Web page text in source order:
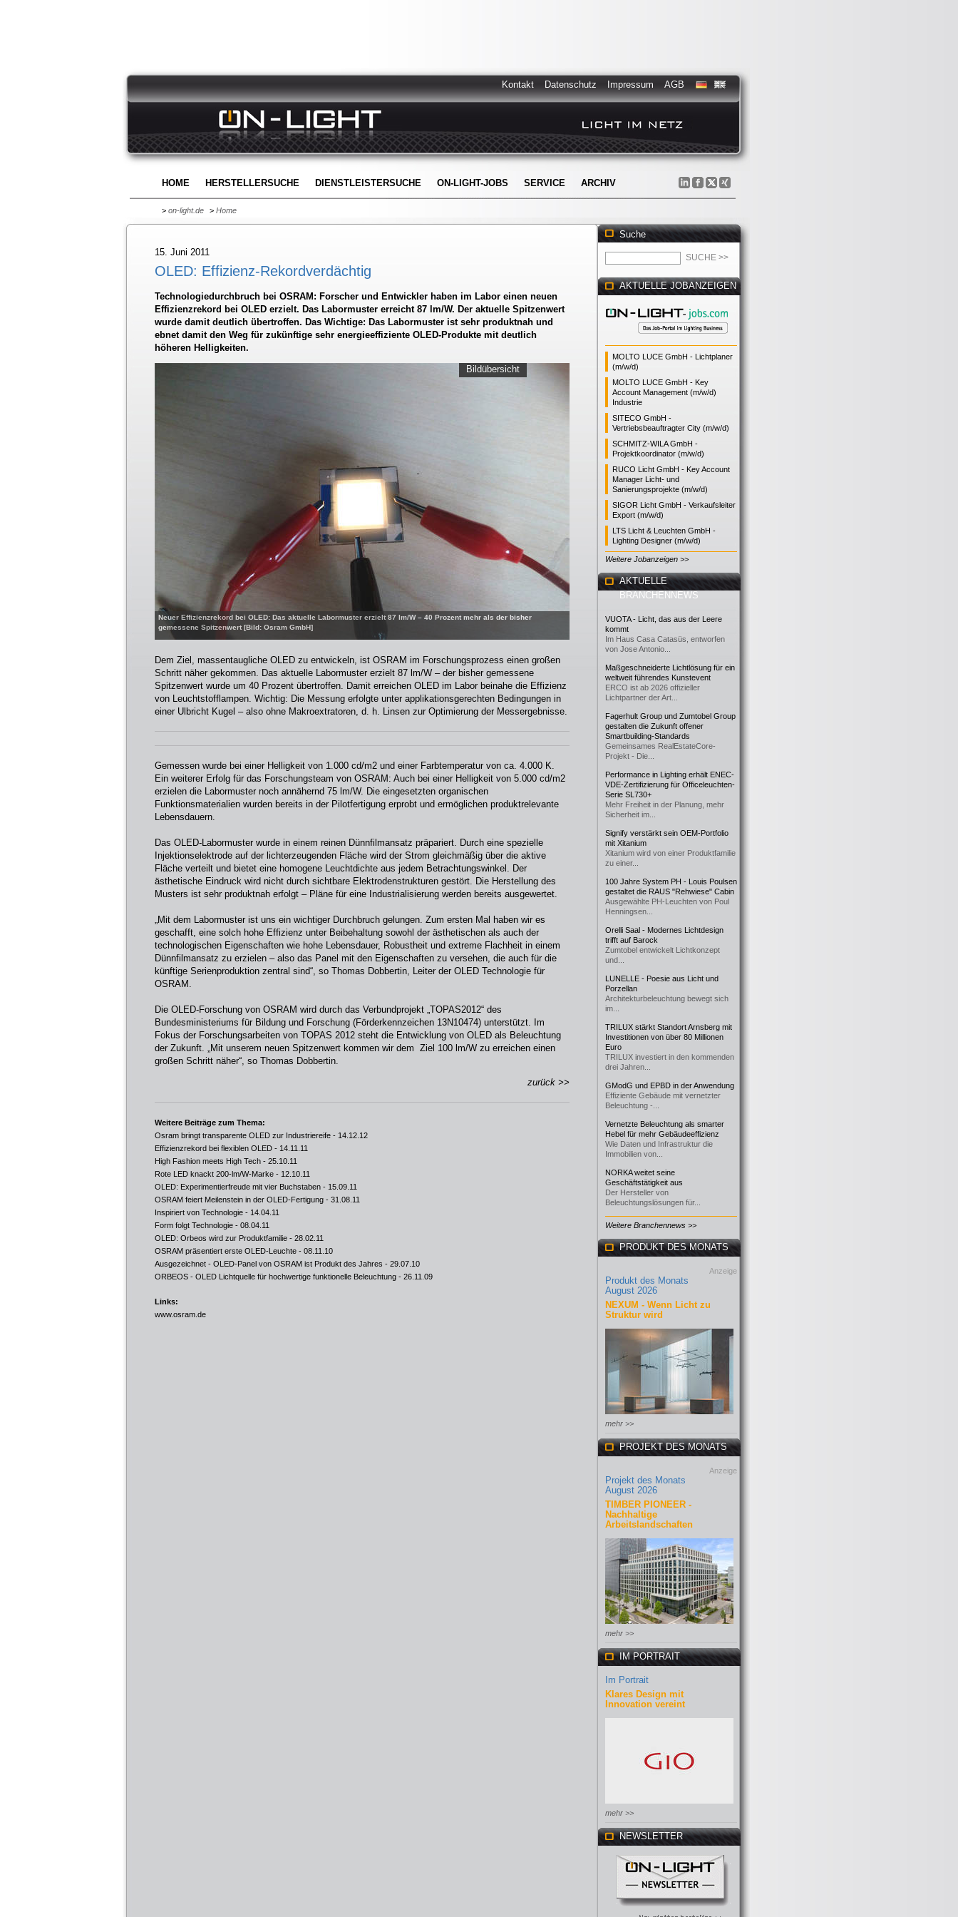
Kontakt Datenschutz Impressum AGB
HOME HERSTELLERSUCHE DIENSTLEISTERSUCHE ON-LIGHT-JOBS SERVICE ARCHIV
> on-light.de > Home
15. Juni 2011
OLED: Effizienz-Rekordverdächtig
Technologiedurchbruch bei OSRAM: Forscher und Entwickler haben im Labor einen neuen
Effizienzrekord bei OLED erzielt. Das Labormuster erreicht 87 lm/W. Der aktuelle Spitzenwert
wurde damit deutlich übertroffen. Das Wichtige: Das Labormuster ist sehr produktnah und
ebnet damit den Weg für zukünftige sehr energieeffiziente OLED-Produkte mit deutlich
höheren Helligkeiten.
Neuer Effizienzrekord bei OLED: Das aktuelle Labormuster erzielt 87 lm/W – 40 Prozent mehr als der bisher
gemessene Spitzenwert [Bild: Osram GmbH]
Bildübersicht
Dem Ziel, massentaugliche OLED zu entwickeln, ist OSRAM im Forschungsprozess einen großen
Schritt näher gekommen. Das aktuelle Labormuster erzielt 87 lm/W – der bisher gemessene
Spitzenwert wurde um 40 Prozent übertroffen. Damit erreichen OLED im Labor beinahe die Effizienz
von Leuchtstofflampen. Wichtig: Die Messung erfolgte unter applikationsgerechten Bedingungen in
einer Ulbricht Kugel – also ohne Makroextratoren, d. h. Linsen zur Optimierung der Messergebnisse.
Gemessen wurde bei einer Helligkeit von 1.000 cd/m2 und einer Farbtemperatur von ca. 4.000 K.
Ein weiterer Erfolg für das Forschungsteam von OSRAM: Auch bei einer Helligkeit von 5.000 cd/m2
erzielen die Labormuster noch annähernd 75 lm/W. Die eingesetzten organischen
Funktionsmaterialien wurden bereits in der Pilotfertigung erprobt und ermöglichen produktrelevante
Lebensdauern.
Das OLED-Labormuster wurde in einem reinen Dünnfilmansatz präpariert. Durch eine spezielle
Injektionselektrode auf der lichterzeugenden Fläche wird der Strom gleichmäßig über die aktive
Fläche verteilt und bietet eine homogene Leuchtdichte aus jedem Betrachtungswinkel. Der
ästhetische Eindruck wird nicht durch sichtbare Elektrodenstrukturen gestört. Die Herstellung des
Musters ist sehr produktnah erfolgt – Pläne für eine Industrialisierung werden bereits ausgewertet.
„Mit dem Labormuster ist uns ein wichtiger Durchbruch gelungen. Zum ersten Mal haben wir es
geschafft, eine solch hohe Effizienz unter Beibehaltung sowohl der ästhetischen als auch der
technologischen Eigenschaften wie hohe Lebensdauer, Robustheit und extreme Flachheit in einem
Dünnfilmansatz zu erzielen – also das Panel mit den Eigenschaften zu versehen, die auch für die
künftige Serienproduktion zentral sind“, so Thomas Dobbertin, Leiter der OLED Technologie für
OSRAM.
Die OLED-Forschung von OSRAM wird durch das Verbundprojekt „TOPAS2012“ des
Bundesministeriums für Bildung und Forschung (Förderkennzeichen 13N10474) unterstützt. Im
Fokus der Forschungsarbeiten von TOPAS 2012 steht die Entwicklung von OLED als Beleuchtung
der Zukunft. „Mit unserem neuen Spitzenwert kommen wir dem Ziel 100 lm/W zu erreichen einen
großen Schritt näher“, so Thomas Dobbertin.
zurück >>
Weitere Beiträge zum Thema:
Osram bringt transparente OLED zur Industriereife - 14.12.12
Effizienzrekord bei flexiblen OLED - 14.11.11
High Fashion meets High Tech - 25.10.11
Rote LED knackt 200-lm/W-Marke - 12.10.11
OLED: Experimentierfreude mit vier Buchstaben - 15.09.11
OSRAM feiert Meilenstein in der OLED-Fertigung - 31.08.11
Inspiriert von Technologie - 14.04.11
Form folgt Technologie - 08.04.11
OLED: Orbeos wird zur Produktfamilie - 28.02.11
OSRAM präsentiert erste OLED-Leuchte - 08.11.10
Ausgezeichnet - OLED-Panel von OSRAM ist Produkt des Jahres - 29.07.10
ORBEOS - OLED Lichtquelle für hochwertige funktionelle Beleuchtung - 26.11.09
Links:
www.osram.de
Suche
AKTUELLE JOBANZEIGEN
MOLTO LUCE GmbH - Lichtplaner
(m/w/d)
MOLTO LUCE GmbH - Key
Account Management (m/w/d)
Industrie
SITECO GmbH -
Vertriebsbeauftragter City (m/w/d)
SCHMITZ-WILA GmbH -
Projektkoordinator (m/w/d)
RUCO Licht GmbH - Key Account
Manager Licht- und
Sanierungsprojekte (m/w/d)
SIGOR Licht GmbH - Verkaufsleiter
Export (m/w/d)
LTS Licht & Leuchten GmbH -
Lighting Designer (m/w/d)
Weitere Jobanzeigen >>
AKTUELLE
BRANCHENNEWS
VUOTA - Licht, das aus der Leere
kommt
Im Haus Casa Catasüs, entworfen
von Jose Antonio...
Maßgeschneiderte Lichtlösung für ein
weltweit führendes Kunstevent
ERCO ist ab 2026 offizieller
Lichtpartner der Art...
Fagerhult Group und Zumtobel Group
gestalten die Zukunft offener
Smartbuilding-Standards
Gemeinsames RealEstateCore-
Projekt - Die...
Performance in Lighting erhält ENEC-
VDE-Zertifizierung für Officeleuchten-
Serie SL730+
Mehr Freiheit in der Planung, mehr
Sicherheit im...
Signify verstärkt sein OEM-Portfolio
mit Xitanium
Xitanium wird von einer Produktfamilie
zu einer...
100 Jahre System PH - Louis Poulsen
gestaltet die RAUS "Rehwiese" Cabin
Ausgewählte PH-Leuchten von Poul
Henningsen...
Orelli Saal - Modernes Lichtdesign
trifft auf Barock
Zumtobel entwickelt Lichtkonzept
und...
LUNELLE - Poesie aus Licht und
Porzellan
Architekturbeleuchtung bewegt sich
im...
TRILUX stärkt Standort Arnsberg mit
Investitionen von über 80 Millionen
Euro
TRILUX investiert in den kommenden
drei Jahren...
GModG und EPBD in der Anwendung
Effiziente Gebäude mit vernetzter
Beleuchtung -...
Vernetzte Beleuchtung als smarter
Hebel für mehr Gebäudeeffizienz
Wie Daten und Infrastruktur die
Immobilien von...
NORKA weitet seine
Geschäftstätigkeit aus
Der Hersteller von
Beleuchtungslösungen für...
Weitere Branchennews >>
PRODUKT DES MONATS
Anzeige
Produkt des Monats
August 2026
NEXUM - Wenn Licht zu
Struktur wird
mehr >>
PROJEKT DES MONATS
Anzeige
Projekt des Monats
August 2026
TIMBER PIONEER -
Nachhaltige
Arbeitslandschaften
mehr >>
IM PORTRAIT
Im Portrait
Klares Design mit
Innovation vereint
mehr >>
NEWSLETTER